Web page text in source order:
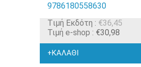
9786180558630
Tιμή Εκδότη : €36,45
Τιμή e-shop : €30,98